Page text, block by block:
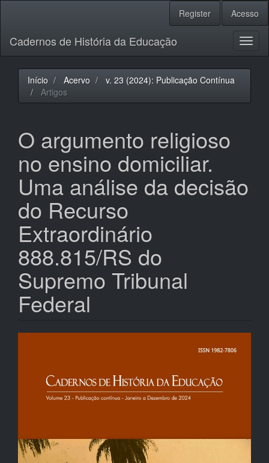
principal
Barra
Lateral
Register Acesso
Cadernos de História da Educação
Início Acervo
v. 23 (2024): Publicação Contínua
Artigos
O argumento religioso
no ensino domiciliar.
Uma análise da decisão
do Recurso
Extraordinário
888.815/RS do
Supremo Tribunal
Federal
artigos